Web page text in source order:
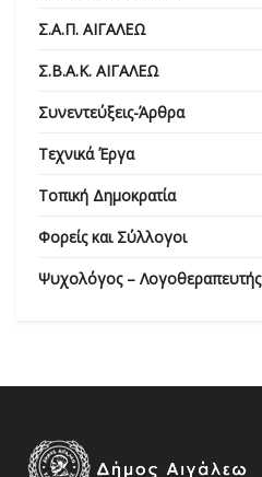
Σ.Α.Π. ΑΙΓΑΛΕΩ
Σ.Β.Α.Κ. ΑΙΓΑΛΕΩ
Συνεντεύξεις-Άρθρα
Τεχνικά Έργα
Τοπική Δημοκρατία
Φορείς και Σύλλογοι
Ψυχολόγος – Λογοθεραπευτής